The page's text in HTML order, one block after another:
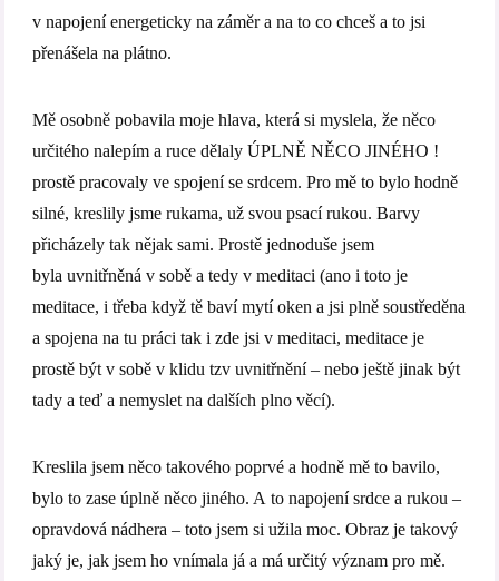
v napojení energeticky na záměr a na to co chceš a to jsi
přenášela na plátno.
Mě osobně pobavila moje hlava, která si myslela, že něco
určitého nalepím a ruce dělaly ÚPLNĚ NĚCO JINÉHO !
prostě pracovaly ve spojení se srdcem. Pro mě to bylo hodně
silné, kreslily jsme rukama, už svou psací rukou. Barvy
přicházely tak nějak sami. Prostě jednoduše jsem
byla uvnitřněná v sobě a tedy v meditaci (ano i toto je
meditace, i třeba když tě baví mytí oken a jsi plně soustředěna
a spojena na tu práci tak i zde jsi v meditaci, meditace je
prostě být v sobě v klidu tzv uvnitřnění – nebo ještě jinak být
tady a teď a nemyslet na dalších plno věcí).
Kreslila jsem něco takového poprvé a hodně mě to bavilo,
bylo to zase úplně něco jiného. A to napojení srdce a rukou –
opravdová nádhera – toto jsem si užila moc. Obraz je takový
jaký je, jak jsem ho vnímala já a má určitý význam pro mě.